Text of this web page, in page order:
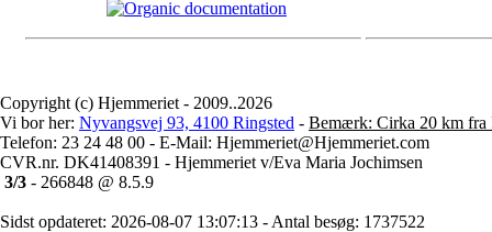
Copyright (c) Hjemmeriet - 2009..2026
Vi bor her: Nyvangsvej 93, 4100 Ringsted - Bemærk: Cirka 20 km fra
Telefon: 23 24 48 00 - E-Mail: Hjemmeriet@Hjemmeriet.com
CVR.nr. DK41408391 - Hjemmeriet v/Eva Maria Jochimsen
3/3 - 266848 @ 8.5.9
Sidst opdateret: 2026-08-07 13:07:13 - Antal besøg: 1737522